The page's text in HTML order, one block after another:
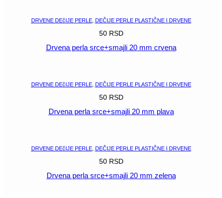
DRVENE DEčIJE PERLE, DEČIJE PERLE PLASTIČNE I DRVENE
50 RSD
Drvena perla srce+smajli 20 mm crvena
DRVENE DEčIJE PERLE, DEČIJE PERLE PLASTIČNE I DRVENE
50 RSD
Drvena perla srce+smajli 20 mm plava
DRVENE DEčIJE PERLE, DEČIJE PERLE PLASTIČNE I DRVENE
50 RSD
Drvena perla srce+smajli 20 mm zelena